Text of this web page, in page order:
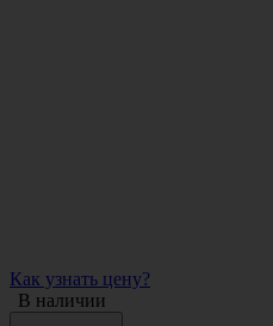
Как узнать цену?
В наличии